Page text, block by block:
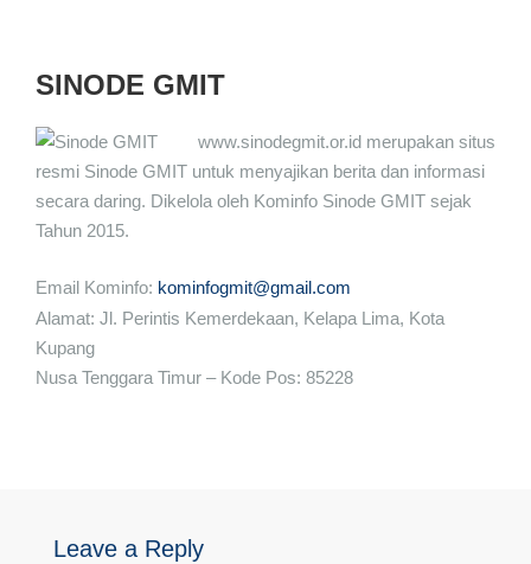
SINODE GMIT
www.sinodegmit.or.id merupakan situs
resmi Sinode GMIT untuk menyajikan berita dan informasi
secara daring. Dikelola oleh Kominfo Sinode GMIT sejak
Tahun 2015.
Email Kominfo: kominfogmit@gmail.com
Alamat: Jl. Perintis Kemerdekaan, Kelapa Lima, Kota
Kupang
Nusa Tenggara Timur – Kode Pos: 85228
Leave a Reply